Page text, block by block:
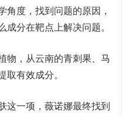
角度，找到问题的原因，
成分在靶点上解决问题。
，从云南的青刺果、马
取有效成分。
一项，薇诺娜最终找到